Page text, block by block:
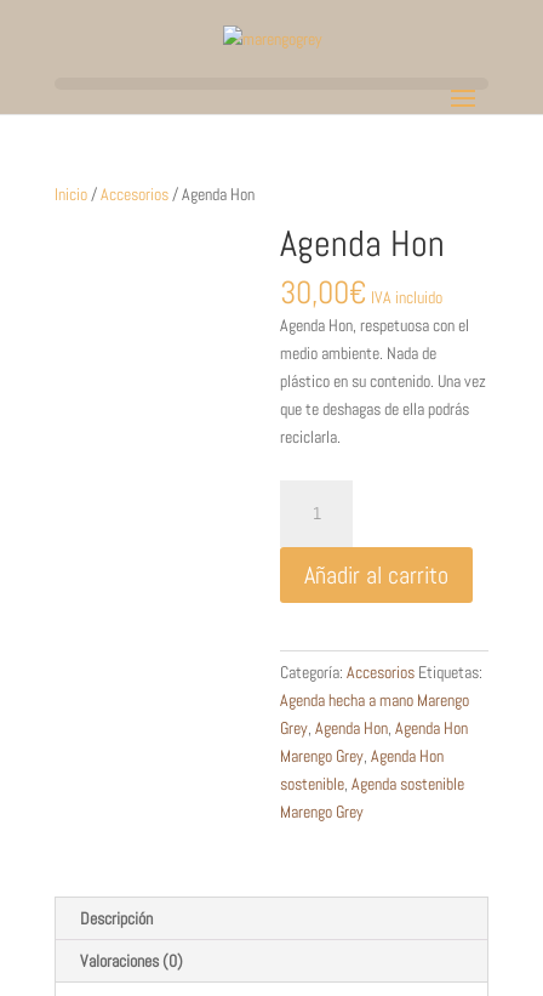
Inicio/Accesorios/ Agenda Hon
Agenda Hon
30,00€ IVA incluido
Agenda Hon, respetuosa con el
medio ambiente. Nada de
plástico en su contenido. Una vez
que te deshagas de ella podrás
reciclarla.
cantidad
Añadir al carrito
Categoría:Accesorios Etiquetas:
Agenda hecha a mano Marengo
Grey,Agenda Hon,Agenda Hon
Marengo Grey,Agenda Hon
sostenible,Agenda sostenible
Marengo Grey
Descripción
Valoraciones (0)